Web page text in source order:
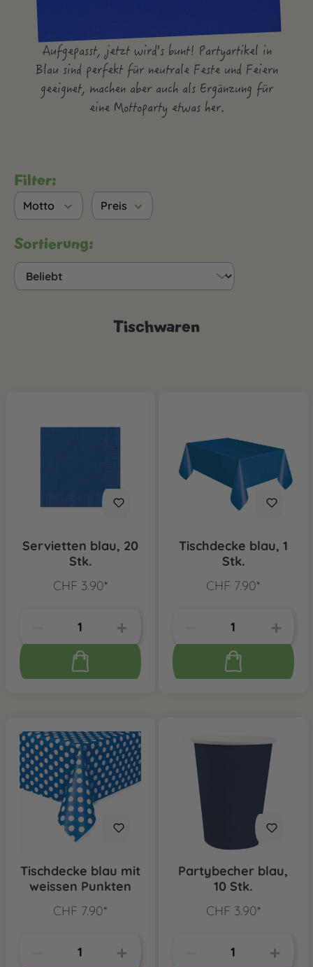
Aufgepasst, jetzt wird's bunt! Partyartikel in
Blau sind perfekt für neutrale Feste und Feiern
geeignet, machen aber auch als Ergänzung für
eine Mottoparty etwas her.
Filter:
Motto Preis
Sortierung:
Tischwaren
Servietten blau, 20
Stk.
CHF 3.90*
Tischdecke blau, 1
Stk.
CHF 7.90*
Tischdecke blau mit
weissen Punkten
CHF 7.90*
Partybecher blau,
10 Stk.
CHF 3.90*